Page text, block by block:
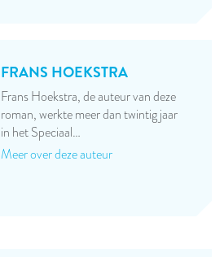
FRANS HOEKSTRA
Frans Hoekstra, de auteur van deze
roman, werkte meer dan twintig jaar
in het Speciaal…
Meer over deze auteur